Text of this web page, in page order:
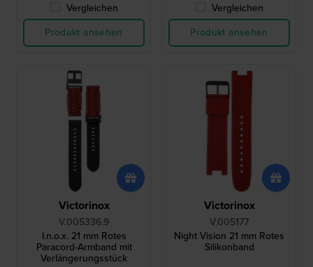
Vergleichen
Produkt ansehen
Vergleichen
Produkt ansehen
Victorinox
V.005336.9
I.n.o.x. 21 mm Rotes
Paracord-Armband mit
Verlängerungsstück
Victorinox
V.005177
Night Vision 21 mm Rotes
Silikonband